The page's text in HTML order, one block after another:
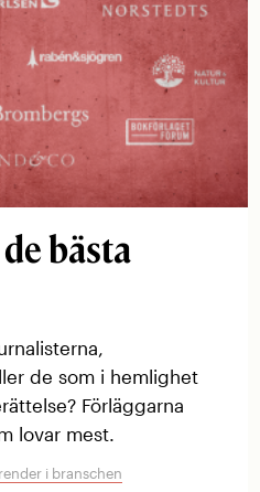
bästa
de som i hemlighet
Förläggarna
lovar mest.
i branschen